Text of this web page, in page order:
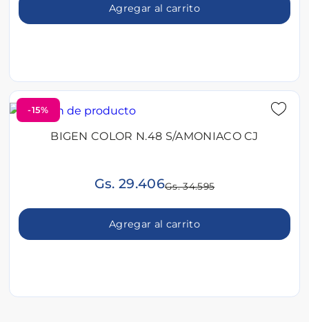
Agregar al carrito
-15%
BIGEN COLOR N.48 S/AMONIACO CJ
Gs. 29.406Gs. 34.595
Agregar al carrito